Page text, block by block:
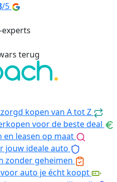
/5
experts
terug
kopen van A tot Z
voor de beste deal
en leasen op maat
jouw ideale auto
zonder geheimen
auto je écht koopt